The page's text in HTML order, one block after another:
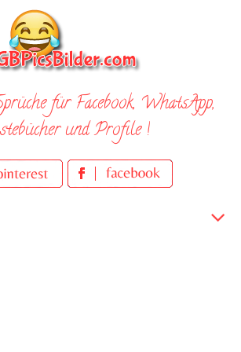
für Facebook, WhatsApp,
und Profile !